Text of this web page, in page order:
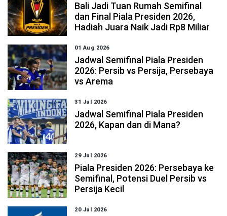
Bali Jadi Tuan Rumah Semifinal
dan Final Piala Presiden 2026,
Hadiah Juara Naik Jadi Rp8 Miliar
01 Aug 2026
Jadwal Semifinal Piala Presiden
2026: Persib vs Persija, Persebaya
vs Arema
31 Jul 2026
Jadwal Semifinal Piala Presiden
2026, Kapan dan di Mana?
29 Jul 2026
Piala Presiden 2026: Persebaya ke
Semifinal, Potensi Duel Persib vs
Persija Kecil
20 Jul 2026